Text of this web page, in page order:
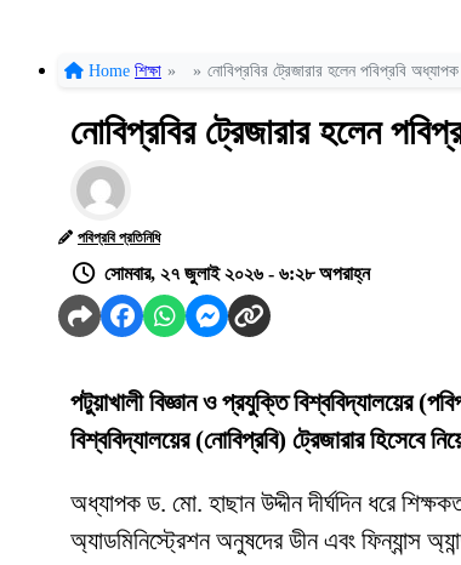
Home শিক্ষা » » নোবিপ্রবির ট্রেজারার হলেন পবিপ্রবি
নোবিপ্রবির ট্রেজারার হলেন
পবিপ্রবি প্রতিনিধি
সোমবার, ২৭ জুলাই ২০২৬ - ৬:২৮ অপরাহ্ন
পটুয়াখালী বিজ্ঞান ও প্রযুক্তি বিশ্ববিদ্যালয়ের
বিশ্ববিদ্যালয়ের (নোবিপ্রবি) ট্রেজারার হিসেবে
অধ্যাপক ড. মো. হাছান উদ্দীন দীর্ঘদিন ধরে
অ্যাডমিনিস্ট্রেশন অনুষদের ডীন এবং ফিন্যান্স